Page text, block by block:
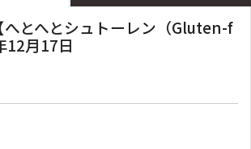
とへとシュトーレン（Gluten-f
12月17日